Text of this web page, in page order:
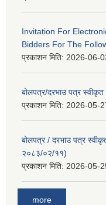
Invitation For
Bidders For The
प्रकाशन मिति: 2026-06-
बोलपत्र/दरभाउ पत्र
प्रकाशन मिति: 2026-05-
बोलपत्र / दरभाउ पत्र
२०८३/०२/११)
प्रकाशन मिति: 2026-05-
more